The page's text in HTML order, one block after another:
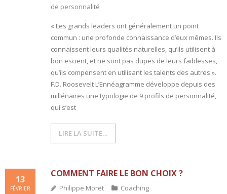
de personnalité
« Les grands leaders ont généralement un point
commun : une profonde connaissance d’eux mêmes. Ils
connaissent leurs qualités naturelles, qu’ils utilisent à
bon escient, et ne sont pas dupes de leurs faiblesses,
qu’ils compensent en utilisant les talents des autres ».
F.D. Roosevelt L’Ennéagramme développe depuis des
millénaires une typologie de 9 profils de personnalité,
qui s’est
LIRE LA SUITE…
COMMENT FAIRE LE BON CHOIX ?
13
FÉVRIER Philippe Moret
Coaching